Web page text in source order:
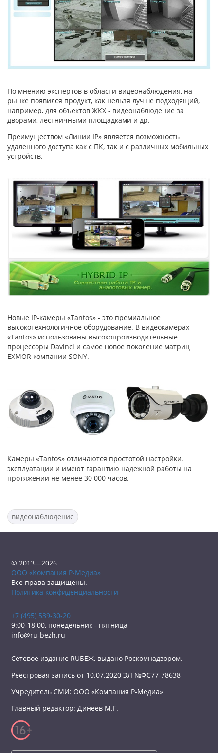
По мнению экспертов в области видеонаблюдения, на
рынке появился продукт, как нельзя лучше подходящий,
например, для объектов ЖКХ - видеонаблюдение за
дворами, лестничными площадками и др.
Преимуществом «Линии IP» является возможность
удаленного доступа как с ПК, так и с различных мобильных
устройств.
Новые IP-камеры «Tantos» - это премиальное
высокотехнологичное оборудование. В видеокамерах
«Tantos» использованы высокопроизводительные
процессоры Davinci и самое новое поколение матриц
EXMOR компании SONY.
Камеры «Tantos» отличаются простотой настройки,
эксплуатации и имеют гарантию надежной работы на
протяжении не менее 30 000 часов.
видеонаблюдение
© 2013—2026
ООО «Компания Р-Медиа»
Все права защищены.
Политика конфиденциальности
+7 (495) 539-30-20
9:00-18:00, понедельник - пятница
info@ru-bezh.ru
Сетевое издание RUБЕЖ, выдано Роскомнадзором.
Реестровая запись от 10.07.2020 ЭЛ №ФС77-78638
Учредитель СМИ: ООО «Компания Р-Медиа»
Главный редактор: Динеев М.Г.